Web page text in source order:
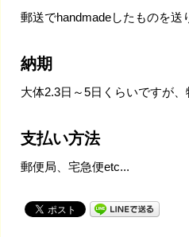
郵送でhandmadeしたものを送
納期
大体2.3日～5日くらいですが
支払い方法
郵便局、宅急便etc...